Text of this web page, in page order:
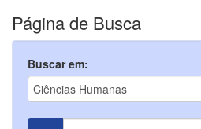
Página de Busca
Buscar em: